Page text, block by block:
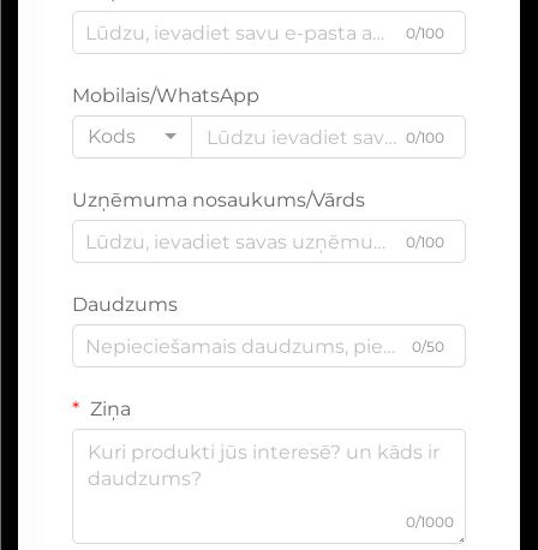
0/100
Mobilais/WhatsApp
Kods
0/100
Uzņēmuma nosaukums/Vārds
0/100
Daudzums
0/50
Ziņa
0/1000